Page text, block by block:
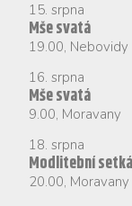
15. srpna
Mše svatá
19.00, Nebovidy
16. srpna
Mše svatá
9.00, Moravany
18. srpna
Modlitební
20.00, Moravany